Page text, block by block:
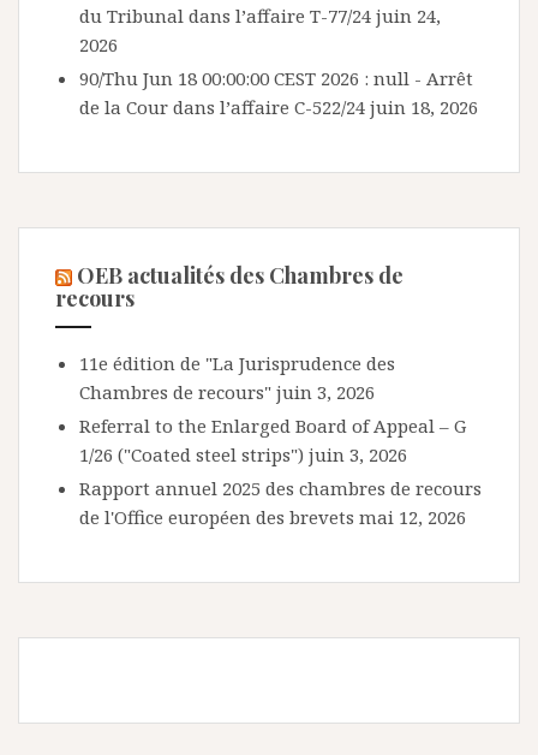
du Tribunal dans l’affaire T-77/24 juin 24,
2026
90/Thu Jun 18 00:00:00 CEST 2026 : null - Arrêt
de la Cour dans l’affaire C-522/24 juin 18, 2026
OEB actualités des Chambres de
recours
11e édition de "La Jurisprudence des
Chambres de recours" juin 3, 2026
Referral to the Enlarged Board of Appeal – G
1/26 ("Coated steel strips") juin 3, 2026
Rapport annuel 2025 des chambres de recours
de l'Office européen des brevets mai 12, 2026